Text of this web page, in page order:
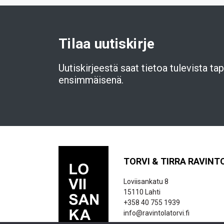
Tilaa uutiskirje
Uutiskirjeestä saat tietoa tulevista
ensimmäisenä.
TORVI & TIRRA
Loviisankatu 8
15110 Lahti
+358 40 755 1939
info@ravintolatorvi.fi